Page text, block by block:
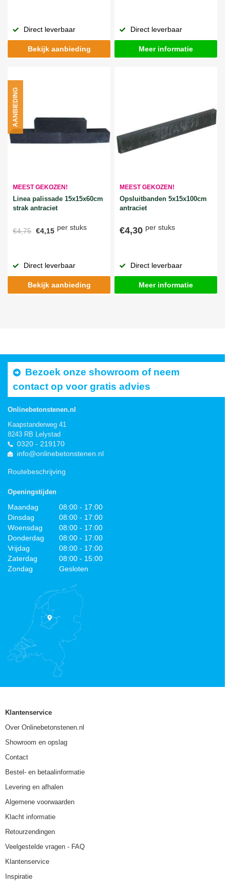
Direct leverbaar
Bekijk aanbieding
Direct leverbaar
Meer informatie
MEEST GEKOZEN!
Linea palissade 15x15x60cm
strak antraciet
€4,75 €4,15 per stuks
AANBIEDING
Direct leverbaar
Bekijk aanbieding
MEEST GEKOZEN!
Opsluitbanden 5x15x100cm
antraciet
€4,30 per stuks
Direct leverbaar
Meer informatie
Bezoek onze showroom of neem
contact op voor gratis advies
Onlinebetonstenen.nl
Kaapstanderweg 41
8243 RB Lelystad
0320 - 219170
info@onlinebetonstenen.nl
Routebeschrijving
Openingstijden
Maandag
08:00 - 17:00
Dinsdag
08:00 - 17:00
Woensdag
08:00 - 17:00
Donderdag
08:00 - 17:00
Vrijdag
08:00 - 17:00
Zaterdag
08:00 - 15:00
Zondag
Gesloten
Klantenservice
Over Onlinebetonstenen.nl
Showroom en opslag
Contact
Bestel- en betaalinformatie
Levering en afhalen
Algemene voorwaarden
Klacht informatie
Retourzendingen
Veelgestelde vragen - FAQ
Klantenservice
Inspiratie